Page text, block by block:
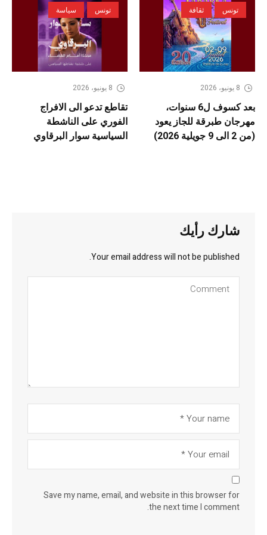
تونس ثقافة
8 يونيو، 2026
بعد كسوف ل6 سنوات،
مهرجان طبرقة للجاز يعود
(من 2 الى 9 جويلية 2026)
تونس سياسة
8 يونيو، 2026
تقاطع تدعو الى الافراج
الفوري على الناشطة
السياسية سوار البرقاوي
شارك رأيك
Your email address will not be published.
Save my name, email, and website in this browser for
the next time I comment.